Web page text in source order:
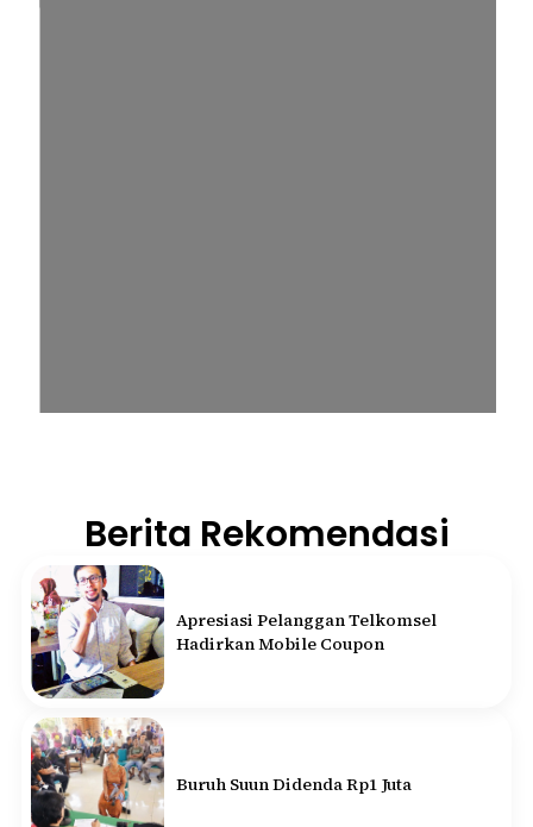
Berita Rekomendasi
Apresiasi Pelanggan Telkomsel
Hadirkan Mobile Coupon
Buruh Suun Didenda Rp1 Juta